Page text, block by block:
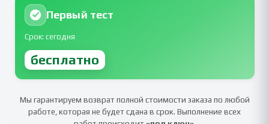
Первый тест
Срок: сегодня
бесплатно
Мы гарантируем возврат полной стоимости заказа по любой
работе, которая не будет сдана в срок. Выполнение всех